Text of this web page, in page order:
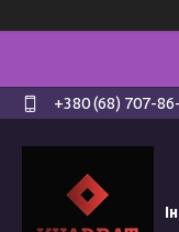
+380 (68) 707-